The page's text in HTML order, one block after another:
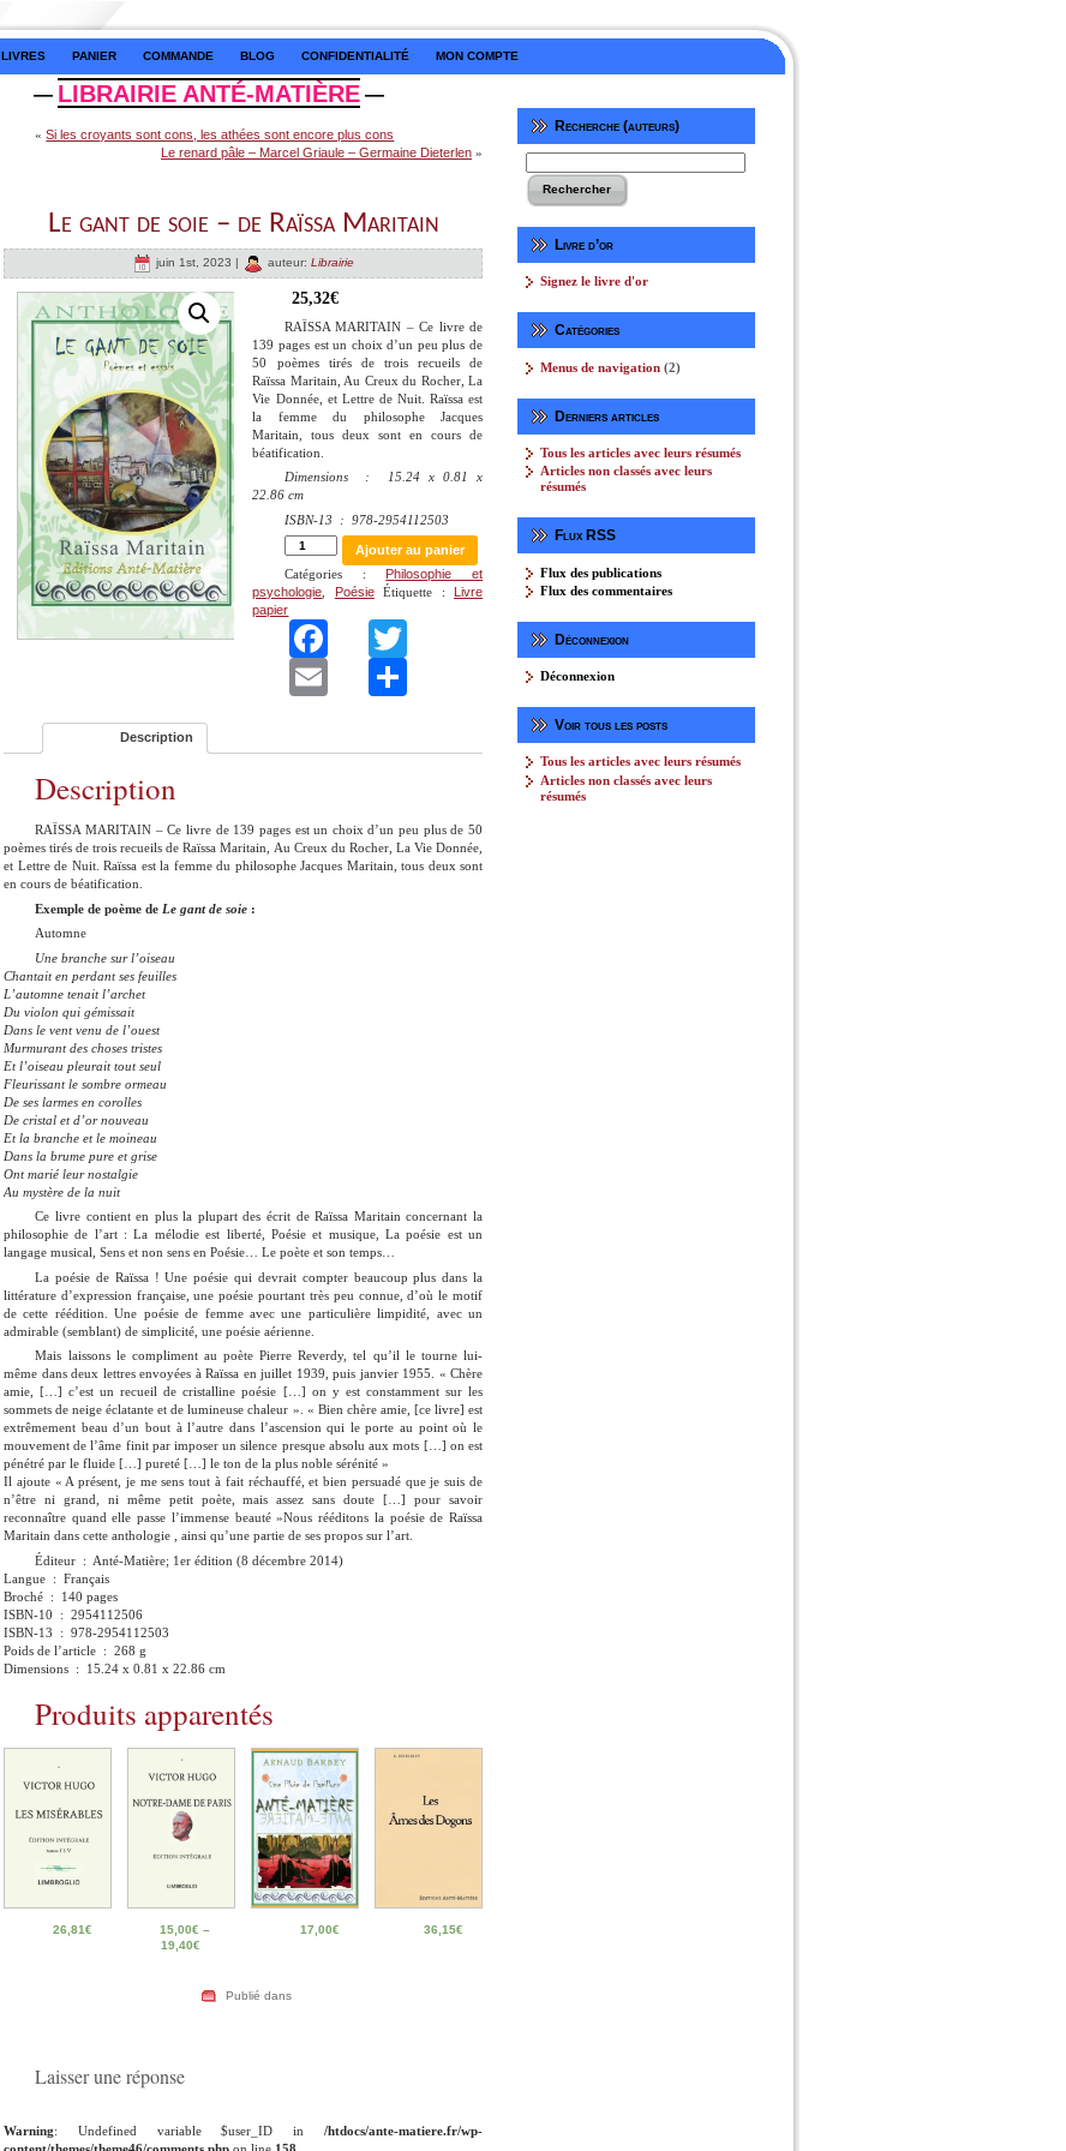
LIVRES PANIER COMMANDE BLOG CONFIDENTIALITÉ MON COMPTE
— LIBRAIRIE ANTÉ-MATIÈRE —
«Si les croyants sont cons, les athées sont encore plus cons
Le renard pâle – Marcel Griaule – Germaine Dieterlen »
Le gant de soie – de Raïssa Maritain
juin 1st, 2023 | auteur: Librairie
25,32€
RAÏSSA MARITAIN – Ce livre de
139 pages est un choix d’un peu plus de
50 poèmes tirés de trois recueils de
Raïssa Maritain, Au Creux du Rocher, La
Vie Donnée, et Lettre de Nuit. Raïssa est
la femme du philosophe Jacques
Maritain, tous deux sont en cours de
béatification.
Dimensions ‏ : ‎
15.24 x 0.81 x
22.86 cm
ISBN-13 ‏ : ‎ 978-2954112503
quantité
Le
gant
de
soie
de
Raïssa
Ajouter au panier
Catégories : Philosophie et
psychologie‎
Poésie Étiquette : Livre
papier
Facebook
Twitter
Email
Partager
Description
Description
RAÏSSA MARITAIN – Ce livre de 139 pages est un choix d’un peu plus de 50
poèmes tirés de trois recueils de Raïssa Maritain, Au Creux du Rocher, La Vie Donnée,
et Lettre de Nuit. Raïssa est la femme du philosophe Jacques Maritain, tous deux sont
en cours de béatification.
Exemple de poème de Le gant de soie :
Automne
Une branche sur l’oiseau
Chantait en perdant ses feuilles
L’automne tenait l’archet
Du violon qui gémissait
Dans le vent venu de l’ouest
Murmurant des choses tristes
Et l’oiseau pleurait tout seul
Fleurissant le sombre ormeau
De ses larmes en corolles
De cristal et d’or nouveau
Et la branche et le moineau
Dans la brume pure et grise
Ont marié leur nostalgie
Au mystère de la nuit
Ce livre contient en plus la plupart des écrit de Raïssa Maritain concernant la
philosophie de l’art : La mélodie est liberté, Poésie et musique, La poésie est un
langage musical, Sens et non sens en Poésie… Le poète et son temps…
La poésie de Raïssa ! Une poésie qui devrait compter beaucoup plus dans la
littérature d’expression française, une poésie pourtant très peu connue, d’où le motif
de cette réédition. Une poésie de femme avec une particulière limpidité, avec un
admirable (semblant) de simplicité, une poésie aérienne.
Mais laissons le compliment au poète Pierre Reverdy, tel qu’il le tourne lui-
même dans deux lettres envoyées à Raïssa en juillet 1939, puis janvier 1955. « Chère
amie, […] c’est un recueil de cristalline poésie […] on y est constamment sur les
sommets de neige éclatante et de lumineuse chaleur ». « Bien chère amie, [ce livre] est
extrêmement beau d’un bout à l’autre dans l’ascension qui le porte au point où le
mouvement de l’âme finit par imposer un silence presque absolu aux mots […] on est
pénétré par le fluide […] pureté […] le ton de la plus noble sérénité »
Il ajoute « A présent, je me sens tout à fait réchauffé, et bien persuadé que je suis de
n’être ni grand, ni même petit poète, mais assez sans doute […] pour savoir
reconnaître quand elle passe l’immense beauté »Nous rééditons la poésie de Raïssa
Maritain dans cette anthologie , ainsi qu’une partie de ses propos sur l’art.
Éditeur ‏ : ‎ Anté-Matière; 1er édition (8 décembre 2014)
Langue ‏ : ‎ Français
Broché ‏ : ‎ 140 pages
ISBN-10 ‏ : ‎ 2954112506
ISBN-13 ‏ : ‎ 978-2954112503
Poids de l’article ‏ : ‎ 268 g
Dimensions ‏ : ‎ 15.24 x 0.81 x 22.86 cm
Produits apparentés
26,81€ 15,00€ –
19,40€
17,00€ 36,15€
Publié dans
Laisser une réponse
Warning: Undefined variable $user_ID in /htdocs/ante-matiere.fr/wp-
Recherche (auteurs)
Livre d’or
Signez le livre d'or
Catégories
Menus de navigation (2)
Derniers articles
Tous les articles avec leurs résumés
Articles non classés avec leurs
résumés
Flux RSS
Flux des publications
Flux des commentaires
Déconnexion
Déconnexion
Voir tous les posts
Tous les articles avec leurs résumés
Articles non classés avec leurs
résumés